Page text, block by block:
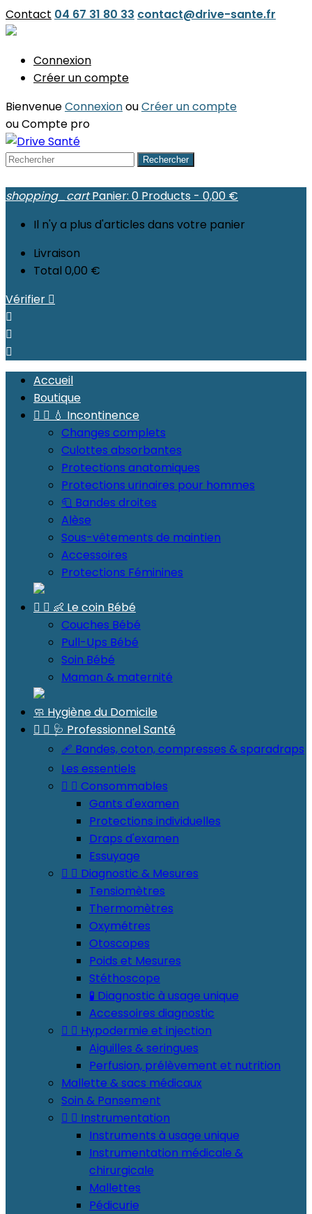
Contact 04 67 31 80 33 contact@drive-sante.fr
Connexion
Créer un compte
BienvenueConnexionouCréer un compte
ouCompte pro
Rechercher
shopping_cart Panier: 0 Products - 0,00 €
Il n'y a plus d'articles dans votre panier
Livraison
Total 0,00 €
Vérifier 



Accueil
Boutique
  💧 Incontinence
Changes complets
Culottes absorbantes
Protections anatomiques
Protections urinaires pour hommes
🧻 Bandes droites
Alèse
Sous-vêtements de maintien
Accessoires
Protections Féminines
  👶 Le coin Bébé
Couches Bébé
Pull-Ups Bébé
Soin Bébé
Maman & maternité
🧼 Hygiène du Domicile
  🩺 Professionnel Santé
🩹 Bandes, coton, compresses & sparadraps
Les essentiels
  Consommables
Gants d'examen
Protections individuelles
Draps d'examen
Essuyage
  Diagnostic & Mesures
Tensiomètres
Thermomètres
Oxymétres
Otoscopes
Poids et Mesures
Stéthoscope
🧪 Diagnostic à usage unique
Accessoires diagnostic
  Hypodermie et injection
Aiguilles & seringues
Perfusion, prélèvement et nutrition
Mallette & sacs médicaux
Soin & Pansement
  Instrumentation
Instruments à usage unique
Instrumentation médicale &
chirurgicale
Mallettes
Pédicurie